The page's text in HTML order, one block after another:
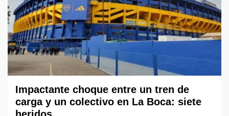
Impactante choque entre un tren de
carga y un colectivo en La Boca: siete